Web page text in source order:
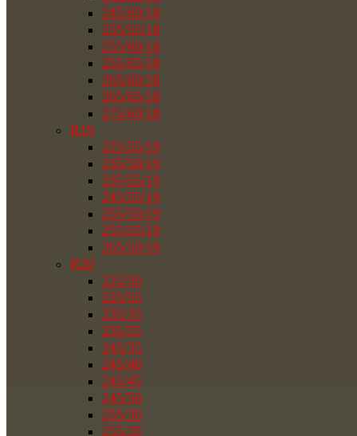
245/60/18
255/55/18
255/60/18
255/65/18
265/60/18
265/65/18
275/60/18
R19
225/55/19
235/50/19
235/55/19
245/55/19
255/50/19
255/55/19
265/50/19
R20
225/50
225/55
235/35
235/55
245/35
245/40
245/45
245/50
255/30
255/35